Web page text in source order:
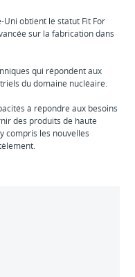
Uni obtient le statut Fit For
sur la fabrication dans
qui répondent aux
du domaine nucléaire.
à répondre aux besoins
des produits de haute
compris les nouvelles